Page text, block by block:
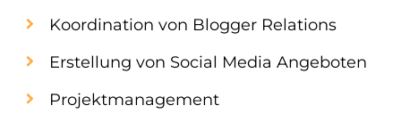
Koordination von Blogger Relations
Erstellung von Social Media Angeboten
Projektmanagement